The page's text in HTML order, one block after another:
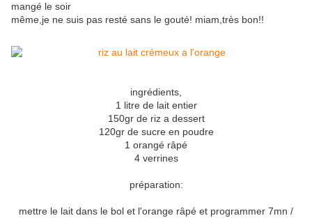
mangé le soir
même,je ne suis pas resté sans le gouté! miam,très bon!!
ingrédients,
1 litre de lait entier
150gr de riz a dessert
120gr de sucre en poudre
1 orangé râpé
4 verrines
préparation:
mettre le lait dans le bol et l'orange râpé et programmer 7mn /